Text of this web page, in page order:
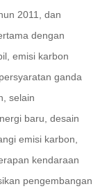
2011, dan
dengan
emisi karbon
ganda
selain
baru, desain
emisi karbon,
kendaraan
pengembangan